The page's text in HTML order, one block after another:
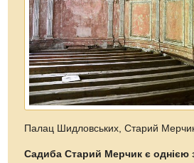
Палац Шидловських, Старий
Садиба Старий Мерчик є однією